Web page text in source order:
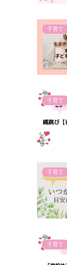
子育て
子育て
子育て
子育て